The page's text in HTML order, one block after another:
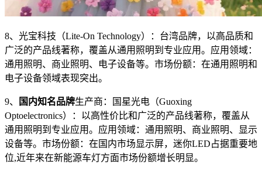
8、光宝科技（Lite-On Technology）：台湾品牌，以高品质和
广泛的产品线著称，覆盖从通用照明到专业应用。应用领域：
通用照明、商业照明、电子设备等。市场份额：在通用照明和
电子设备领域表现突出。
9、 国内知名品牌生产商：国星光电（Guoxing
Optoelectronics）：以高性价比和广泛的产品线著称，覆盖从
通用照明到专业应用。应用领域：通用照明、商业照明、显示
设备等。市场份额：在国内市场显示屏，迷你LED占据重要地
位,近年来在新能源车灯方面市场份额增长明显。